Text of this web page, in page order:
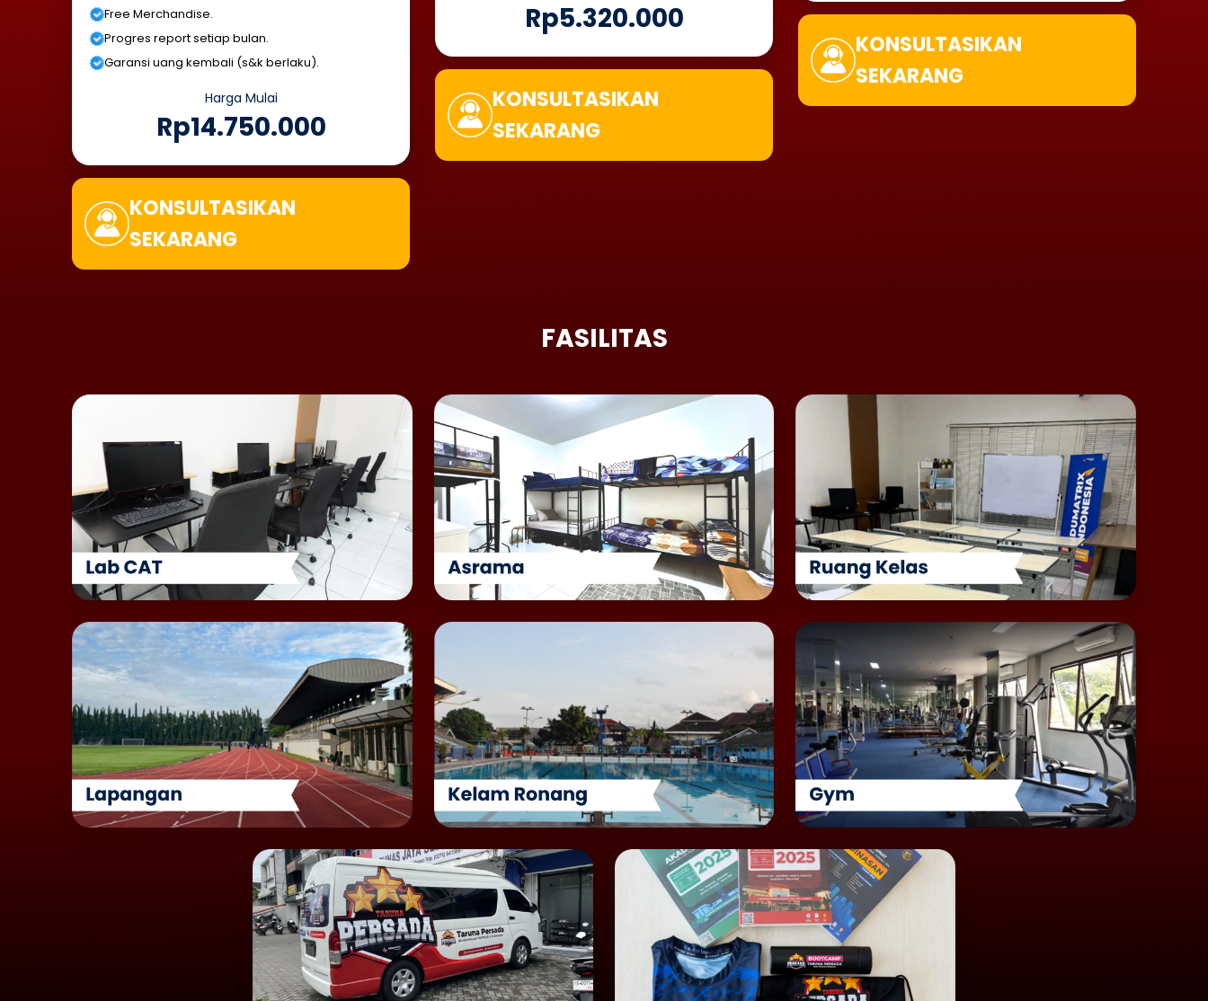
Free Merchandise.
Progres report setiap bulan.
Garansi uang kembali (s&k berlaku).
Harga Mulai
Rp14.750.000
KONSULTASIKAN
SEKARANG
Rp5.320.000
KONSULTASIKAN
SEKARANG
KONSULTASIKAN
SEKARANG
FASILITAS